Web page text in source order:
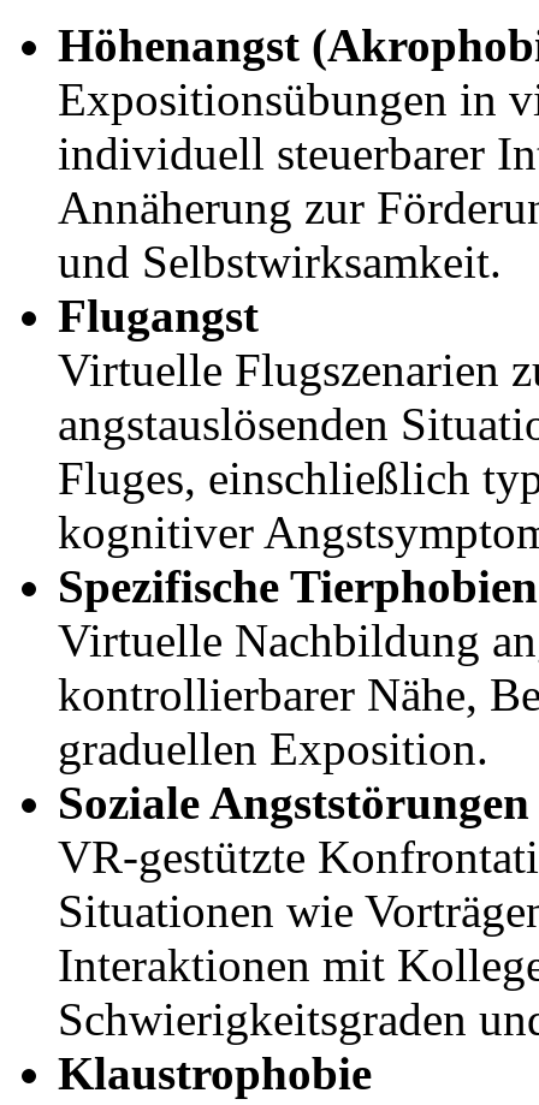
Höhenangst
Expositionsübungen in
individuell steuerbarer
Annäherung zur
und Selbstwirksamkeit.
Flugangst
Virtuelle Flugszenarien
angstauslösenden
Fluges, einschließlich
kognitiver
Spezifische
Virtuelle Nachbildung
kontrollierbarer Nähe,
graduellen Exposition.
Soziale Angststörungen
VR-gestützte
Situationen wie
Interaktionen mit
Schwierigkeitsgraden
Klaustrophobie